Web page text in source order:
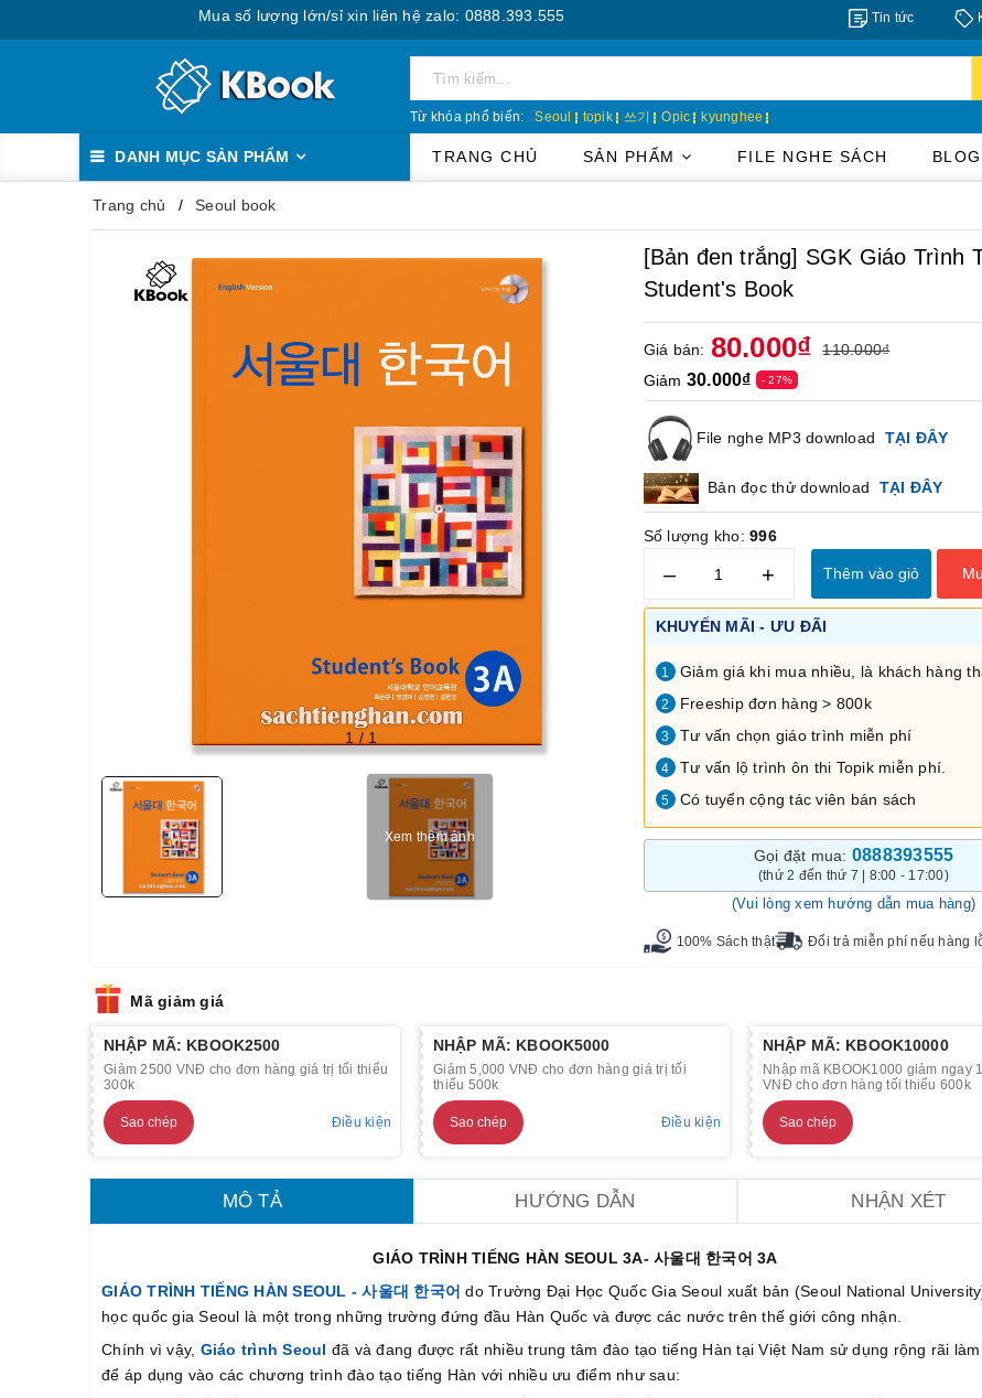
Mua số lượng lớn/sỉ xin liên hệ zalo: 0888.393.555 Tin tức
Từ khóa phổ biến: Seoul topik 쓰기 Opic kyunghee
DANH MỤC SẢN PHẨM TRANG CHỦ SẢN PHẨM FILE NGHE SÁCH BLOG
Trang chủ Seoul book
1 / 1
Xem thêm ảnh
[Bản đen trắng] SGK Giáo Trình
Student's Book
Giá bán: 80.000₫
110.000₫
Giảm 30.000₫ - 27%
File nghe MP3 download TẠI ĐÂY
Bản đọc thử download TẠI ĐÂY
Số lượng kho:996
– + Thêm vào giỏ
KHUYẾN MÃI - ƯU ĐÃI
1 Giảm giá khi mua nhiều, là khách hàng
2 Freeship đơn hàng > 800k
3 Tư vấn chọn giáo trình miễn phí
4 Tư vấn lộ trình ôn thi Topik miễn phí.
5 Có tuyển cộng tác viên bán sách
Gọi đặt mua: 0888393555
(thứ 2 đến thứ 7 | 8:00 - 17:00)
(Vui lòng xem hướng dẫn mua hàng)
100% Sách thật Đổi trả miễn phí nếu hàng
Mã giảm giá
NHẬP MÃ: KBOOK2500
Giảm 2500 VNĐ cho đơn hàng giá trị tối thiểu
300k
Sao chép Điều kiện
NHẬP MÃ: KBOOK5000
Giảm 5,000 VNĐ cho đơn hàng giá trị tối
thiểu 500k
Sao chép Điều kiện
NHẬP MÃ: KBOOK10000
Nhập mã KBOOK1000 giảm ngay
VNĐ cho đơn hàng tối thiểu 600k
Sao chép
MÔ TẢ HƯỚNG DẪN NHẬN XÉT
GIÁO TRÌNH TIẾNG HÀN SEOUL 3A- 사울대 한국어 3A
GIÁO TRÌNH TIẾNG HÀN SEOUL - 사울대 한국어 do Trường Đại Học Quốc Gia Seoul xuất bản (Seoul National
học quốc gia Seoul là một trong những trường đứng đầu Hàn Quốc và được các nước trên thế giới công nhận.
Chính vì vậy, Giáo trình Seoul đã và đang được rất nhiều trung tâm đào tạo tiếng Hàn tại Việt Nam sử dụng rộng rãi
để áp dụng vào các chương trình đào tạo tiếng Hàn với nhiều ưu điểm như sau: